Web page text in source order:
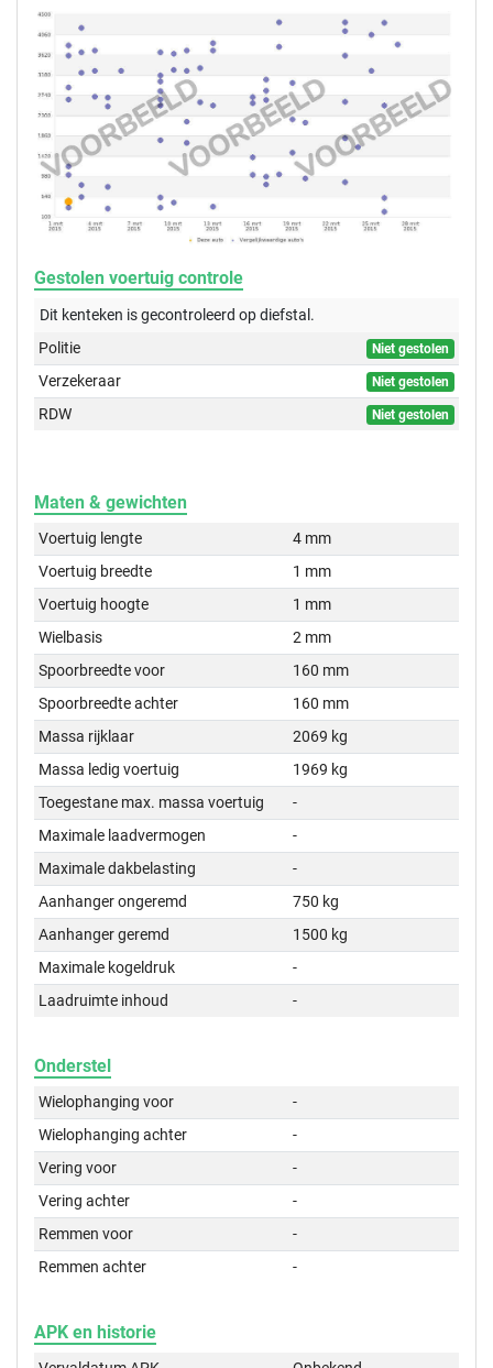
Gestolen voertuig controle
Dit kenteken is gecontroleerd opdiefstal.
Politie
Niet gestolen
Verzekeraar Niet gestolen
RDW Niet gestolen
Maten & gewichten
Voertuig lengte
4 mm
Voertuig breedte
1 mm
Voertuig hoogte
1 mm
Wielbasis
2 mm
Spoorbreedte voor
160 mm
Spoorbreedte achter
160 mm
Massa rijklaar
2069 kg
Massa ledig voertuig
1969 kg
Toegestane max. massa voertuig
-
Maximale laadvermogen
-
Maximale dakbelasting
-
Aanhanger ongeremd
750 kg
Aanhanger geremd
1500 kg
Maximale kogeldruk
-
Laadruimte inhoud
-
Onderstel
Wielophanging voor
-
Wielophanging achter
-
Vering voor
-
Vering achter
-
Remmen voor
-
Remmen achter
-
APK en historie